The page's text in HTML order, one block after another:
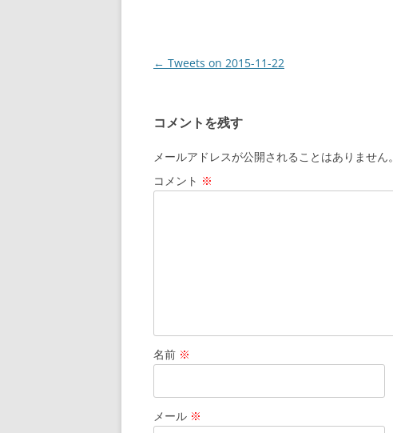
投
ビ
ゲ
ー
シ
← Tweets on 2015-11-22
コメントを残す
メールアドレスが公開されることはありません。
コメント ※
名前 ※
メール ※